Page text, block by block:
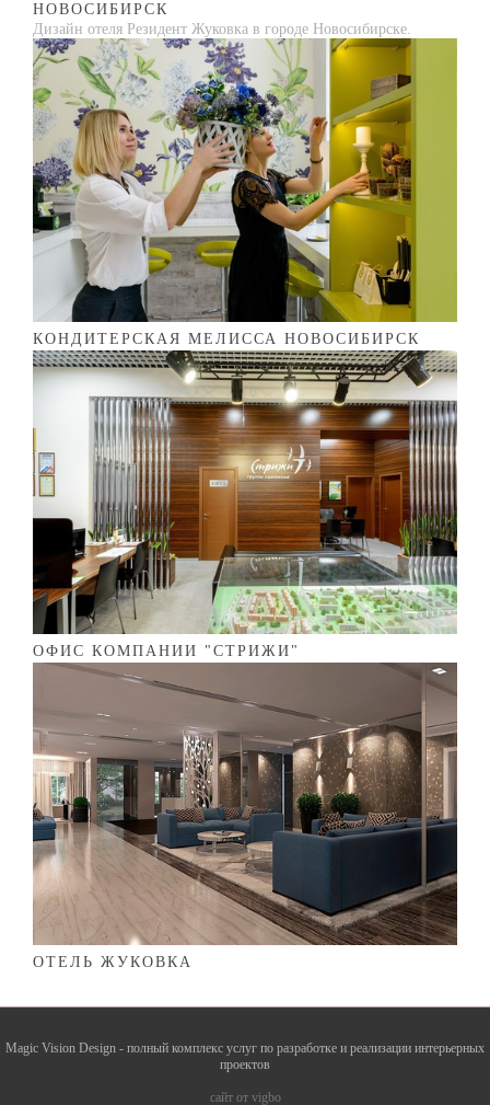
НОВОСИБИРСК
Дизайн отеля Резидент Жуковка в городе Новосибирске.
КОНДИТЕРСКАЯ МЕЛИССА НОВОСИБИРСК
ОФИС КОМПАНИИ "СТРИЖИ"
ОТЕЛЬ ЖУКОВКА
Magic Vision Design - полный комплекс услуг по разработке и реализации интерьерных
проектов
сайт от vigbo